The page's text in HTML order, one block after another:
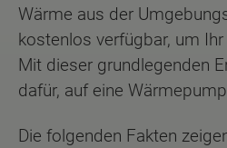
Wärme aus der
kostenlos verfügbar, um
Mit dieser grundlegenden
dafür, auf eine
Die folgenden Fakten